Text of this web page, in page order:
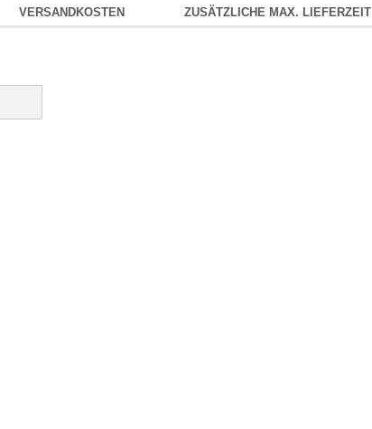
VERSANDKOSTEN ZUSÄTZLICHE MAX. LIEFERZEIT